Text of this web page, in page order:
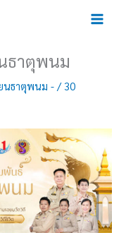
ธาตุพนม
ยนธาตุพนม - / 30